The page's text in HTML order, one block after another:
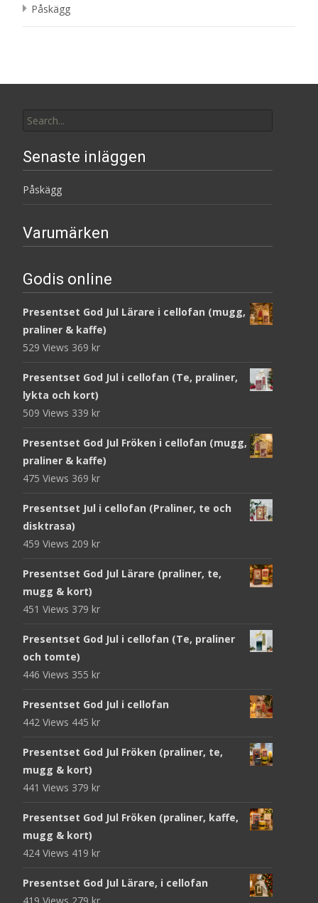
Påskägg
for:
Senaste inläggen
Påskägg
Varumärken
Godis online
Presentset God Jul Lärare i cellofan (mugg,
praliner & kaffe)
529 Views 369 kr
Presentset God Jul i cellofan (Te, praliner,
lykta och kort)
509 Views 339 kr
Presentset God Jul Fröken i cellofan (mugg,
praliner & kaffe)
475 Views 369 kr
Presentset Jul i cellofan (Praliner, te och
disktrasa)
459 Views 209 kr
Presentset God Jul Lärare (praliner, te,
mugg & kort)
451 Views 379 kr
Presentset God Jul i cellofan (Te, praliner
och tomte)
446 Views 355 kr
Presentset God Jul i cellofan
442 Views 445 kr
Presentset God Jul Fröken (praliner, te,
mugg & kort)
441 Views 379 kr
Presentset God Jul Fröken (praliner, kaffe,
mugg & kort)
424 Views 419 kr
Presentset God Jul Lärare, i cellofan
419 Views 279 kr